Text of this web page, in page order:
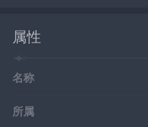
属性
名称
所属